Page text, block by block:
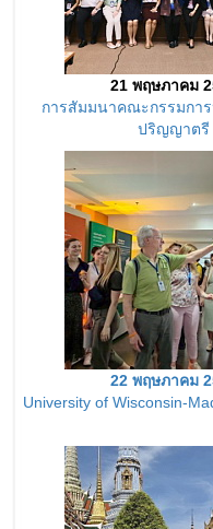
21 พฤษภาคม
การสัมมนาคณะกรรมการ
ปริญญาตรี
22 พฤษภาคม
University of Wisconsin-